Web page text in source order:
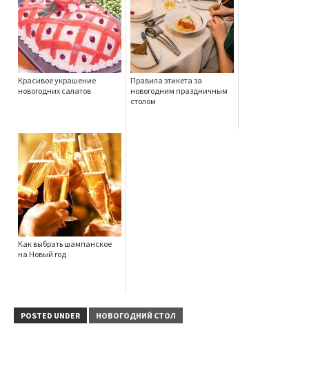
Красивое украшение
новогодних салатов
Правила этикета за
новогодним праздничным
столом
Как выбрать шампанское
на Новый год
POSTED UNDER НОВОГОДНИЙ СТОЛ